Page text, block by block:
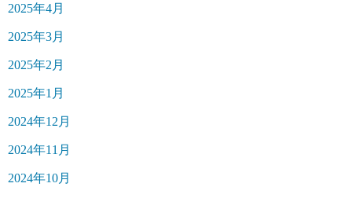
2025年4月
2025年3月
2025年2月
2025年1月
2024年12月
2024年11月
2024年10月